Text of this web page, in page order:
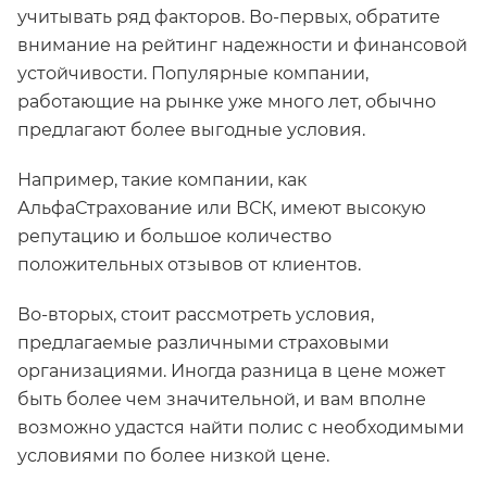
учитывать ряд факторов. Во-первых, обратите
внимание на рейтинг надежности и финансовой
устойчивости. Популярные компании,
работающие на рынке уже много лет, обычно
предлагают более выгодные условия.
Например, такие компании, как
АльфаСтрахование или ВСК, имеют высокую
репутацию и большое количество
положительных отзывов от клиентов.
Во-вторых, стоит рассмотреть условия,
предлагаемые различными страховыми
организациями. Иногда разница в цене может
быть более чем значительной, и вам вполне
возможно удастся найти полис с необходимыми
условиями по более низкой цене.